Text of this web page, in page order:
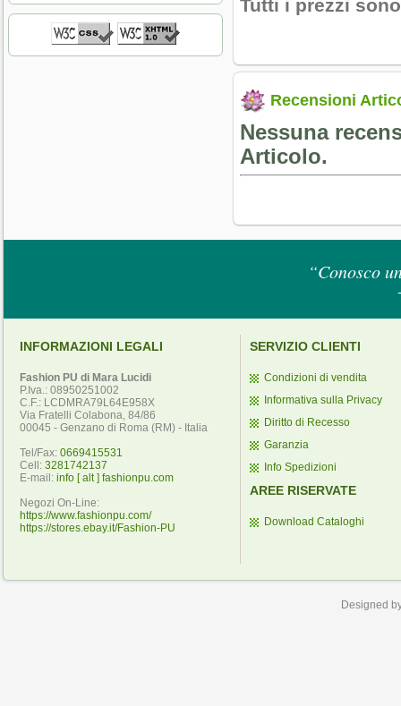
Tutti i prezzi
Recensioni
Nessuna
Articolo.
“Conosco
INFORMAZIONI LEGALI
Fashion PU di Mara Lucidi
P.Iva.: 08950251002
C.F.: LCDMRA79L64E958X
Via Fratelli Colabona, 84/86
00045 - Genzano di Roma (RM) - Italia
Tel/Fax: 0669415531
Cell: 3281742137
E-mail: info [ alt ] fashionpu.com
Negozi On-Line:
https://www.fashionpu.com/
https://stores.ebay.it/Fashion-PU
SERVIZIO CLIENTI
Condizioni di vendita
Informativa sulla Privacy
Diritto di Recesso
Garanzia
Info Spedizioni
AREE RISERVATE
Download Cataloghi
Designed